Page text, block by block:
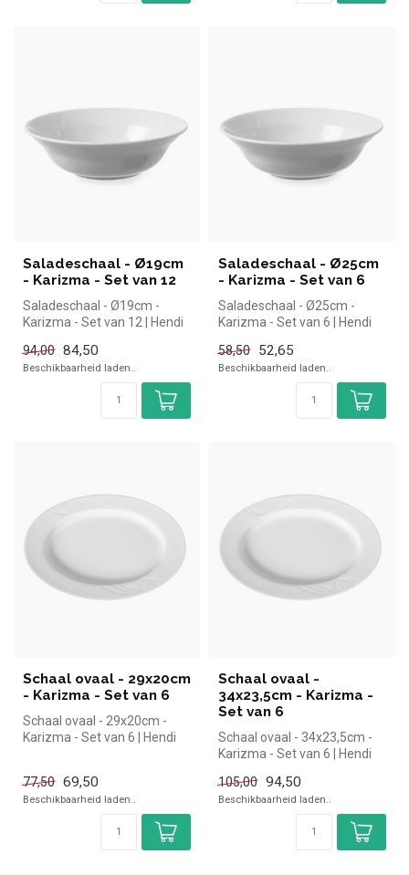
Saladeschaal - Ø19cm
- Karizma - Set van 12
Saladeschaal - Ø19cm -
Karizma - Set van 12 | Hendi
in...
94,00 84,50
Beschikbaarheid laden..
Saladeschaal - Ø25cm
- Karizma - Set van 6
Saladeschaal - Ø25cm -
Karizma - Set van 6 | Hendi
...
58,50 52,65
Beschikbaarheid laden..
Schaal ovaal - 29x20cm
- Karizma - Set van 6
Schaal ovaal - 29x20cm -
Karizma - Set van 6 | Hendi
77,50 69,50
Beschikbaarheid laden..
Schaal ovaal -
34x23,5cm - Karizma -
Set van 6
Schaal ovaal - 34x23,5cm -
Karizma - Set van 6 | Hendi
105,00 94,50
Beschikbaarheid laden..